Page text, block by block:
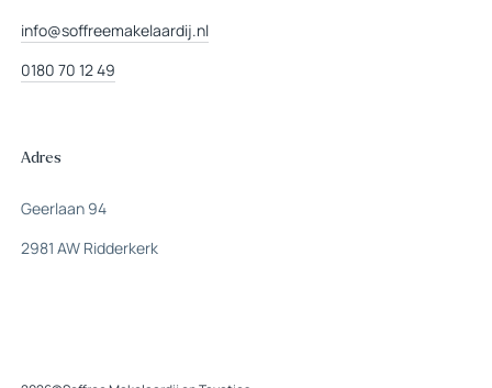
info@soffreemakelaardij.nl
0180 70 12 49
Adres
Geerlaan 94
2981 AW Ridderkerk